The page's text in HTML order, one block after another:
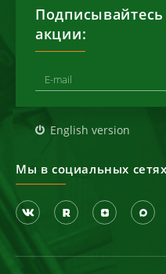
акции:
English version
Мы в социальных сетях